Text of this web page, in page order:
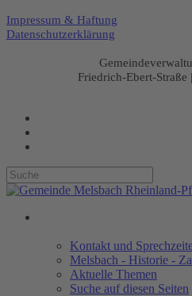
Impressum & Haftung
Datenschutzerklärung
Friedrich-Ebert-Straße
Kontakt und
Melsbach - Historie -
Aktuelle Themen
Suche auf diesen Seiten